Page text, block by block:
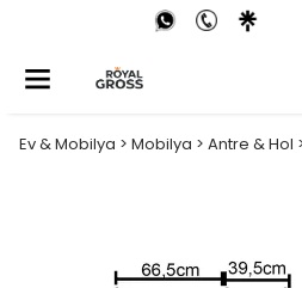
Ev & Mobilya > Mobilya > Antre & Hol